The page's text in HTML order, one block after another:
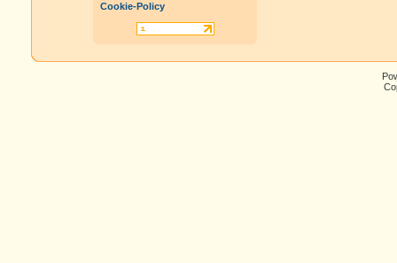
Cookie-Policy